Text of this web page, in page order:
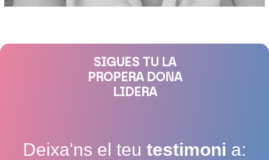
SIGUES TU LA
PROPERA DONA
LIDERA
Deixa'ns el teu testimoni a: